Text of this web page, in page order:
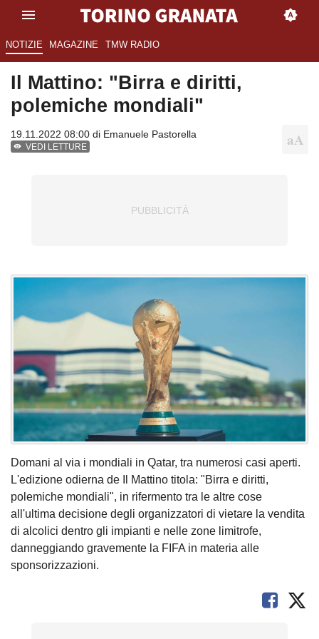
NOTIZIE MAGAZINE TMW RADIO
Il Mattino: "Birra e diritti,
polemiche mondiali"
19.11.2022 08:00 di Emanuele Pastorella
VEDI LETTURE
Domani al via i mondiali in Qatar, tra numerosi casi aperti.
L'edizione odierna de Il Mattino titola: "Birra e diritti,
polemiche mondiali", in rifermento tra le altre cose
all'ultima decisione degli organizzatori di vietare la vendita
di alcolici dentro gli impianti e nelle zone limitrofe,
danneggiando gravemente la FIFA in materia alle
sponsorizzazioni.